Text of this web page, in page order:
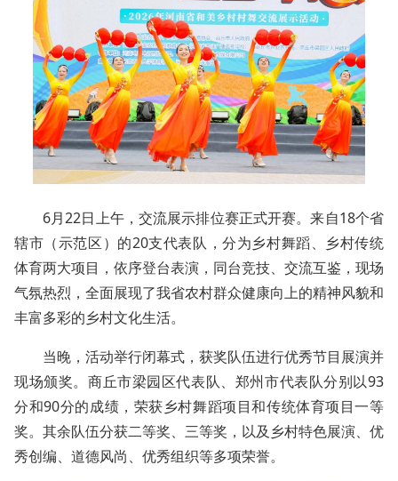
6月22日上午，交流展示排位赛正式开赛。来自18个省
辖市（示范区）的20支代表队，分为乡村舞蹈、乡村传统
体育两大项目，依序登台表演，同台竞技、交流互鉴，现场
气氛热烈，全面展现了我省农村群众健康向上的精神风貌和
丰富多彩的乡村文化生活。
当晚，活动举行闭幕式，获奖队伍进行优秀节目展演并
现场颁奖。商丘市梁园区代表队、郑州市代表队分别以93
分和90分的成绩，荣获乡村舞蹈项目和传统体育项目一等
奖。其余队伍分获二等奖、三等奖，以及乡村特色展演、优
秀创编、道德风尚、优秀组织等多项荣誉。